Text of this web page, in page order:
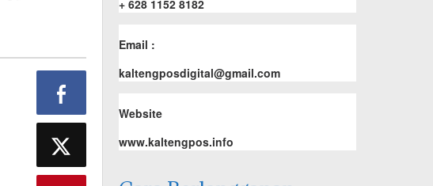
+ 628 1152 8182
Email :
kaltengposdigital@gmail.com
Website
www.kaltengpos.info